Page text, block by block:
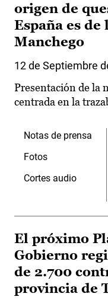
origen de
España es de
Manchego
12 de Septiembre
Presentación de la
centrada en la
Notas de prensa
Fotos
Cortes audio
El próximo
Gobierno
de 2.700
provincia de